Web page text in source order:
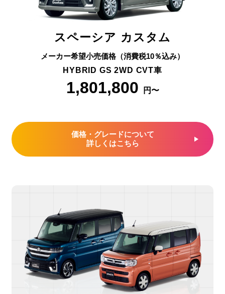
スペーシア カスタム
メーカー希望小売価格（消費税10％込み）
HYBRID GS 2WD CVT車
1,801,800 円〜
価格・グレードについて
詳しくはこちら